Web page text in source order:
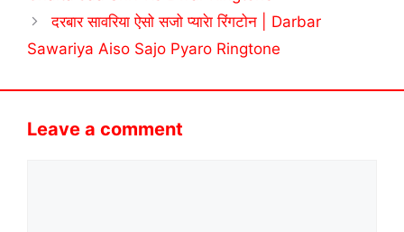
दरबार सावरिया ऐसो सजो प्यारेा रिंगटोन | Darbar
Sawariya Aiso Sajo Pyaro Ringtone
Leave a comment